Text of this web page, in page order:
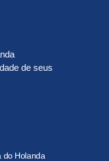
de seus
do Holanda